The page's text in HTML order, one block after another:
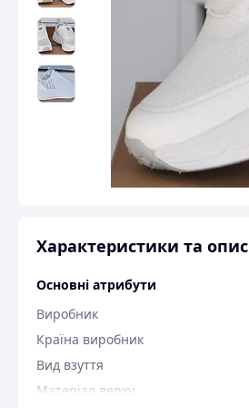
Характеристики та опис
Основні атрибути
Виробник
Країна виробник
Вид взуття
Матеріал верху